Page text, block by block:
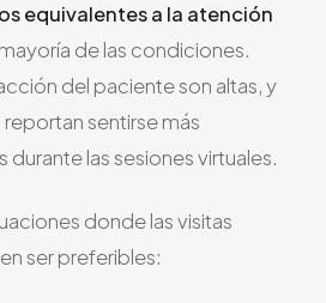
equivalentes a la atención
de las condiciones.
del paciente son altas, y
sentirse más
durante las sesiones virtuales.
donde las visitas
ser preferibles: